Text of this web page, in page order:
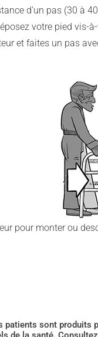
d'un pas (30 à
votre pied vis-
et faites un pas
pour monter ou
sont produits